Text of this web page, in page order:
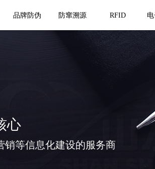
品牌防伪 防窜溯源 RFID
心
销等信息化建设的服务商